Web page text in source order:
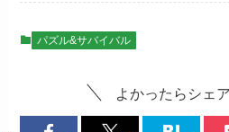
パズル&サバイバル
よかったらシェ